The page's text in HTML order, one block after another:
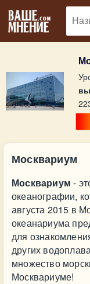
Москвариум
Москвариум-
океанографии,
августа 2015 в
океанариума
для
других
множество
Москвариуме!